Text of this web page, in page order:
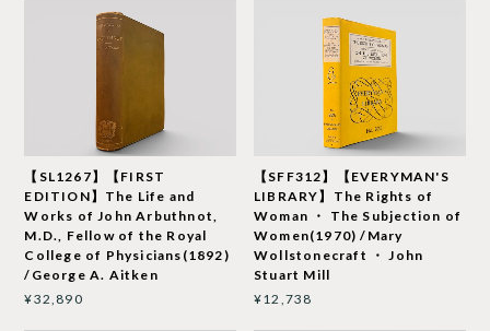
【SL1267】【FIRST
EDITION】The Life and
Works of John Arbuthnot,
M.D., Fellow of the Royal
College of Physicians(1892)
/George A. Aitken
¥32,890
【SFF312】【EVERYMAN'S
LIBRARY】The Rights of
Woman ・ The Subjection of
Women(1970) /Mary
Wollstonecraft ・ John
Stuart Mill
¥12,738